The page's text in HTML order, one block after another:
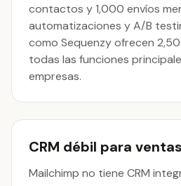
contactos y 1,000 envíos
automatizaciones y A/B
como Sequenzy ofrecen
todas las funciones
empresas.
CRM débil para ventas
Mailchimp no tiene CRM